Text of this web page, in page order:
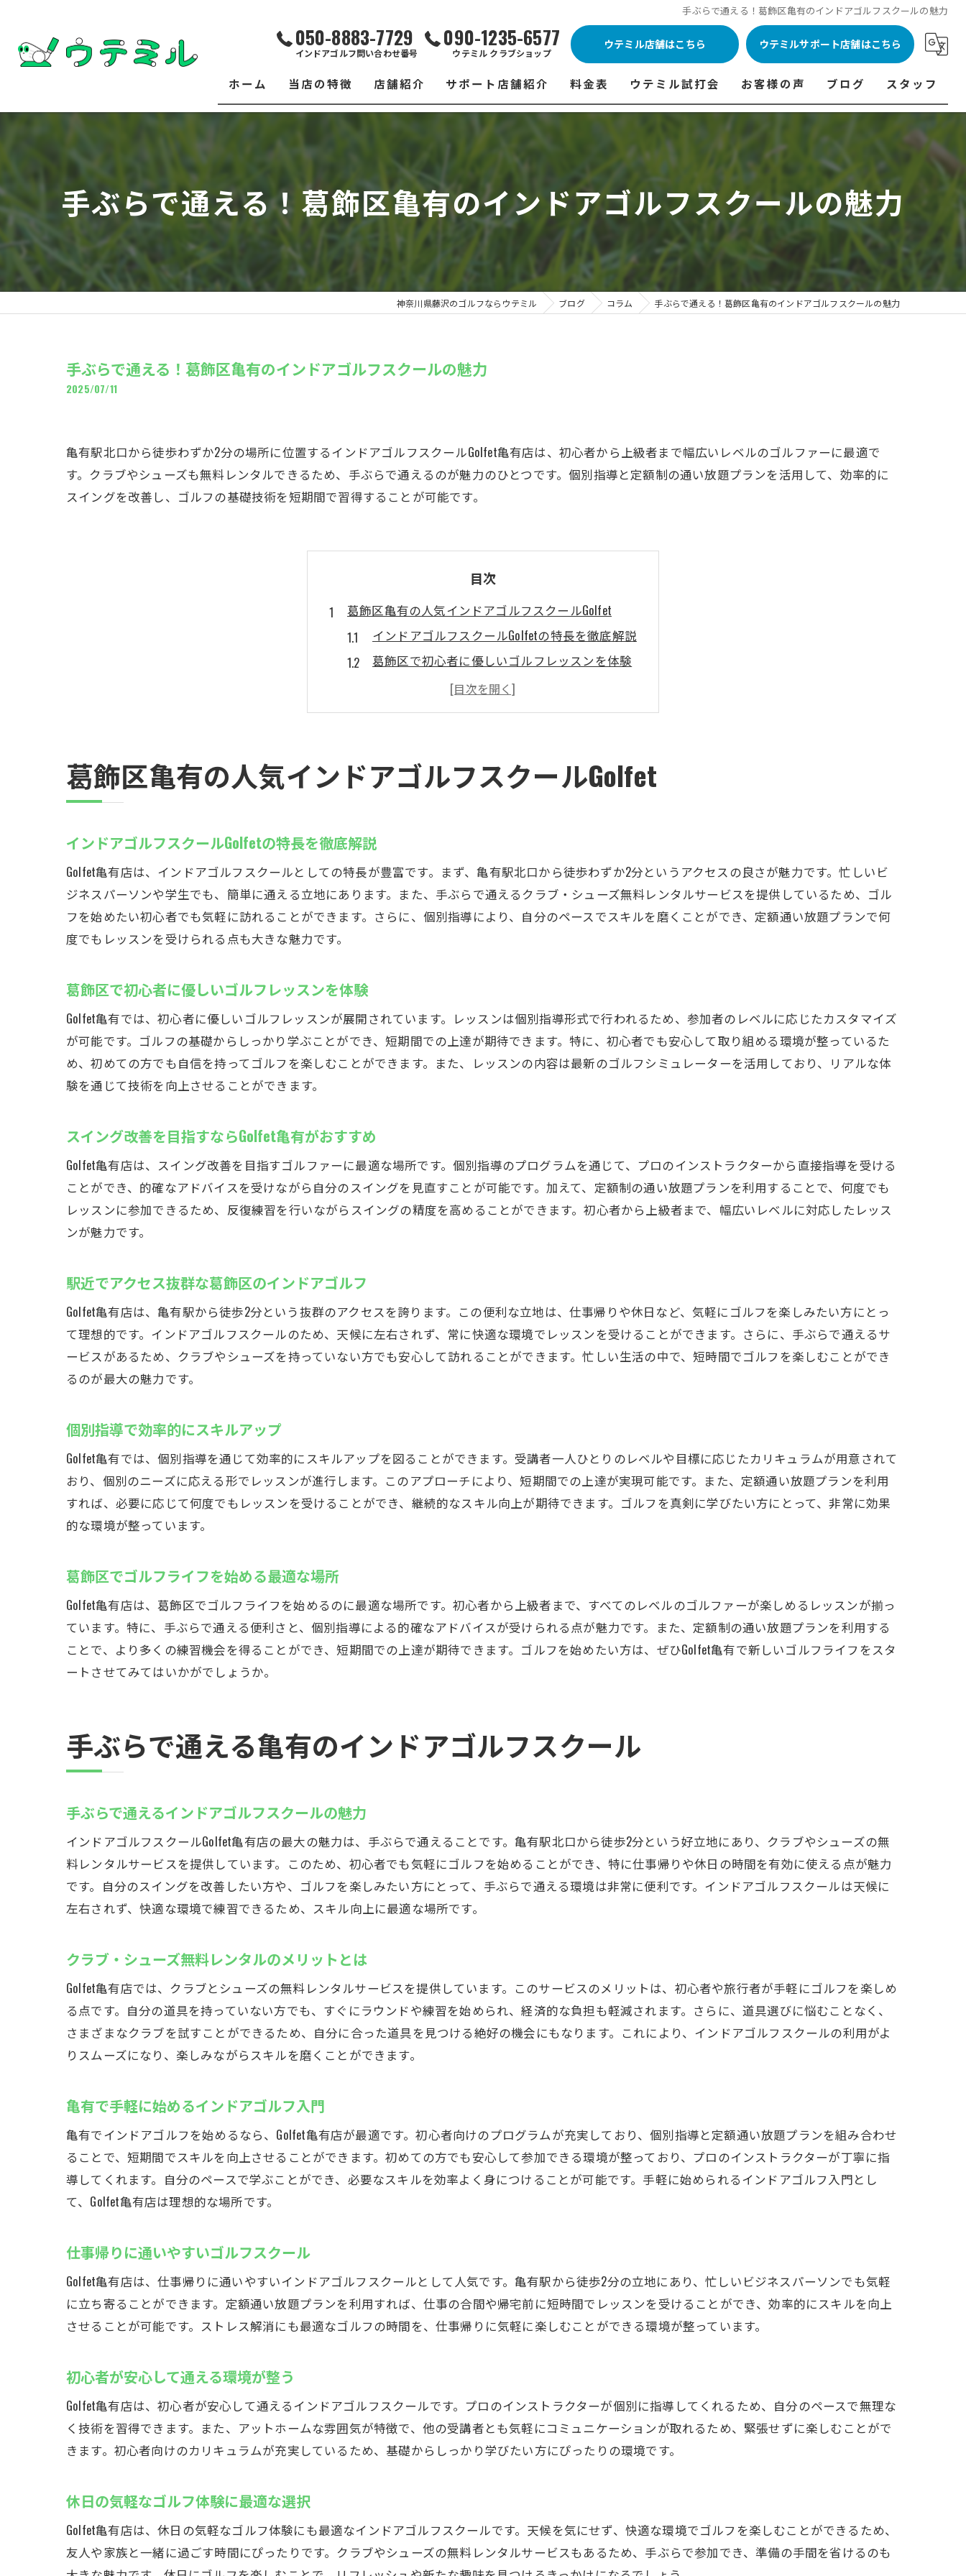
手ぶらで通える！葛飾区亀有のインドアゴルフスクールの魅力
050-8883-7729
インドアゴルフ問い合わせ番号
090-1235-6577
ウテミル クラブショップ
ウテミル店舗はこちら ウテミルサポート店舗はこちら
ホーム 当店の特徴
練習場
フィッティング
店舗紹介
ウテミル 浦安駅前店
市原インドアゴルフ
ウテミルスクール高崎店
サポート店舗紹介
シミュレーションゴルフ Caddy
スズヨンゴルフクラブ(SUZU4-GOLFCLUB)
料金表
浦安駅前店 料金表
市原インドアゴルフ 料金表
ウテミルスクール高崎店 料金表
サポート店舗 料金表
シミュレーションゴルフ Caddy 料金表
ウテミル試打会
ウテミル試打会とは・・・
ウテミル試打会日程
フィッテイング・試打会 商品ラインナップ一覧
よくある質問
試打会開催受付
お客様の声
フィッテイング・試打会参加者の声
ブログ スタッフ
代表あいさつ
手ぶらで通える！葛飾区亀有のインドアゴルフスクールの魅力
神奈川県藤沢のゴルフならウテミル ブログ コラム 手ぶらで通える！葛飾区亀有のインドアゴルフスクールの魅力
手ぶらで通える！葛飾区亀有のインドアゴルフスクールの魅力
2025/07/11
亀有駅北口から徒歩わずか2分の場所に位置するインドアゴルフスクールGolfet亀有店は、初心者から上級者まで幅広いレベルのゴルファーに最適で
す。クラブやシューズも無料レンタルできるため、手ぶらで通えるのが魅力のひとつです。個別指導と定額制の通い放題プランを活用して、効率的に
スイングを改善し、ゴルフの基礎技術を短期間で習得することが可能です。
目次
葛飾区亀有の人気インドアゴルフスクールGolfet
インドアゴルフスクールGolfetの特長を徹底解説
葛飾区で初心者に優しいゴルフレッスンを体験
スイング改善を目指すならGolfet亀有がおすすめ
駅近でアクセス抜群な葛飾区のインドアゴルフ
葛飾区でゴルフライフを始める最適な場所
手ぶらで通える亀有のインドアゴルフスクール
クラブ・シューズ無料レンタルのメリットとは
亀有で手軽に始めるインドアゴルフ入門
仕事帰りに通いやすいゴルフスクール
初心者が安心して通える環境が整う
通いやすさ抜群のゴルフレッスンを提供
駅近だからこその通い放題メリット
忙しい方に嬉しいアクセスの良さ
初心者向け亀有のインドアゴルフスクールGolfet
初心者におすすめのインドアゴルフスクール
亀有でゴルフの基礎をしっかり学ぶ
個別指導で初心者も安心して上達
無料レンタルありの亀有インドアゴルフスクール
クラブ・シューズ無料レンタルの恩恵を受ける
手ぶらで行ける便利なゴルフスクール
手軽にゴルフを楽しめる亀有のおすすめ
定額通い放題の亀有インドアゴルフスクール
定額制で通い放題のメリットを解説
気軽に何度でも通えるプランの詳細
思い立ったらいつでもゴルフを楽しめる
自分のペースで学べる個別指導の魅力
亀有のインドアゴルフスクールでスキルアップ
亀有で効率的にスキルアップを図る
短期間で成果を出すインドアゴルフ
初心者も安心のスキルアッププラン
スキルアップを目指すための最高の環境
葛飾区亀有の人気インドアゴルフスクールGolfet
インドアゴルフスクールGolfetの特長を徹底解説
Golfet亀有店は、インドアゴルフスクールとしての特長が豊富です。まず、亀有駅北口から徒歩わずか2分というアクセスの良さが魅力です。忙しいビ
ジネスパーソンや学生でも、簡単に通える立地にあります。また、手ぶらで通えるクラブ・シューズ無料レンタルサービスを提供しているため、ゴル
フを始めたい初心者でも気軽に訪れることができます。さらに、個別指導により、自分のペースでスキルを磨くことができ、定額通い放題プランで何
度でもレッスンを受けられる点も大きな魅力です。
葛飾区で初心者に優しいゴルフレッスンを体験
Golfet亀有では、初心者に優しいゴルフレッスンが展開されています。レッスンは個別指導形式で行われるため、参加者のレベルに応じたカスタマイズ
が可能です。ゴルフの基礎からしっかり学ぶことができ、短期間での上達が期待できます。特に、初心者でも安心して取り組める環境が整っているた
め、初めての方でも自信を持ってゴルフを楽しむことができます。また、レッスンの内容は最新のゴルフシミュレーターを活用しており、リアルな体
験を通じて技術を向上させることができます。
スイング改善を目指すならGolfet亀有がおすすめ
Golfet亀有店は、スイング改善を目指すゴルファーに最適な場所です。個別指導のプログラムを通じて、プロのインストラクターから直接指導を受ける
ことができ、的確なアドバイスを受けながら自分のスイングを見直すことが可能です。加えて、定額制の通い放題プランを利用することで、何度でも
レッスンに参加できるため、反復練習を行いながらスイングの精度を高めることができます。初心者から上級者まで、幅広いレベルに対応したレッス
ンが魅力です。
駅近でアクセス抜群な葛飾区のインドアゴルフ
Golfet亀有店は、亀有駅から徒歩2分という抜群のアクセスを誇ります。この便利な立地は、仕事帰りや休日など、気軽にゴルフを楽しみたい方にとっ
て理想的です。インドアゴルフスクールのため、天候に左右されず、常に快適な環境でレッスンを受けることができます。さらに、手ぶらで通えるサ
ービスがあるため、クラブやシューズを持っていない方でも安心して訪れることができます。忙しい生活の中で、短時間でゴルフを楽しむことができ
るのが最大の魅力です。
個別指導で効率的にスキルアップ
Golfet亀有では、個別指導を通じて効率的にスキルアップを図ることができます。受講者一人ひとりのレベルや目標に応じたカリキュラムが用意されて
おり、個別のニーズに応える形でレッスンが進行します。このアプローチにより、短期間での上達が実現可能です。また、定額通い放題プランを利用
すれば、必要に応じて何度でもレッスンを受けることができ、継続的なスキル向上が期待できます。ゴルフを真剣に学びたい方にとって、非常に効果
的な環境が整っています。
葛飾区でゴルフライフを始める最適な場所
Golfet亀有店は、葛飾区でゴルフライフを始めるのに最適な場所です。初心者から上級者まで、すべてのレベルのゴルファーが楽しめるレッスンが揃っ
ています。特に、手ぶらで通える便利さと、個別指導による的確なアドバイスが受けられる点が魅力です。また、定額制の通い放題プランを利用する
ことで、より多くの練習機会を得ることができ、短期間での上達が期待できます。ゴルフを始めたい方は、ぜひGolfet亀有で新しいゴルフライフをスタ
ートさせてみてはいかがでしょうか。
手ぶらで通える亀有のインドアゴルフスクール
手ぶらで通えるインドアゴルフスクールの魅力
インドアゴルフスクールGolfet亀有店の最大の魅力は、手ぶらで通えることです。亀有駅北口から徒歩2分という好立地にあり、クラブやシューズの無
料レンタルサービスを提供しています。このため、初心者でも気軽にゴルフを始めることができ、特に仕事帰りや休日の時間を有効に使える点が魅力
です。自分のスイングを改善したい方や、ゴルフを楽しみたい方にとって、手ぶらで通える環境は非常に便利です。インドアゴルフスクールは天候に
左右されず、快適な環境で練習できるため、スキル向上に最適な場所です。
クラブ・シューズ無料レンタルのメリットとは
Golfet亀有店では、クラブとシューズの無料レンタルサービスを提供しています。このサービスのメリットは、初心者や旅行者が手軽にゴルフを楽しめ
る点です。自分の道具を持っていない方でも、すぐにラウンドや練習を始められ、経済的な負担も軽減されます。さらに、道具選びに悩むことなく、
さまざまなクラブを試すことができるため、自分に合った道具を見つける絶好の機会にもなります。これにより、インドアゴルフスクールの利用がよ
りスムーズになり、楽しみながらスキルを磨くことができます。
亀有で手軽に始めるインドアゴルフ入門
亀有でインドアゴルフを始めるなら、Golfet亀有店が最適です。初心者向けのプログラムが充実しており、個別指導と定額通い放題プランを組み合わせ
ることで、短期間でスキルを向上させることができます。初めての方でも安心して参加できる環境が整っており、プロのインストラクターが丁寧に指
導してくれます。自分のペースで学ぶことができ、必要なスキルを効率よく身につけることが可能です。手軽に始められるインドアゴルフ入門とし
て、Golfet亀有店は理想的な場所です。
仕事帰りに通いやすいゴルフスクール
Golfet亀有店は、仕事帰りに通いやすいインドアゴルフスクールとして人気です。亀有駅から徒歩2分の立地にあり、忙しいビジネスパーソンでも気軽
に立ち寄ることができます。定額通い放題プランを利用すれば、仕事の合間や帰宅前に短時間でレッスンを受けることができ、効率的にスキルを向上
させることが可能です。ストレス解消にも最適なゴルフの時間を、仕事帰りに気軽に楽しむことができる環境が整っています。
初心者が安心して通える環境が整う
Golfet亀有店は、初心者が安心して通えるインドアゴルフスクールです。プロのインストラクターが個別に指導してくれるため、自分のペースで無理な
く技術を習得できます。また、アットホームな雰囲気が特徴で、他の受講者とも気軽にコミュニケーションが取れるため、緊張せずに楽しむことがで
きます。初心者向けのカリキュラムが充実しているため、基礎からしっかり学びたい方にぴったりの環境です。
休日の気軽なゴルフ体験に最適な選択
Golfet亀有店は、休日の気軽なゴルフ体験にも最適なインドアゴルフスクールです。天候を気にせず、快適な環境でゴルフを楽しむことができるため、
友人や家族と一緒に過ごす時間にぴったりです。クラブやシューズの無料レンタルサービスもあるため、手ぶらで参加でき、準備の手間を省けるのも